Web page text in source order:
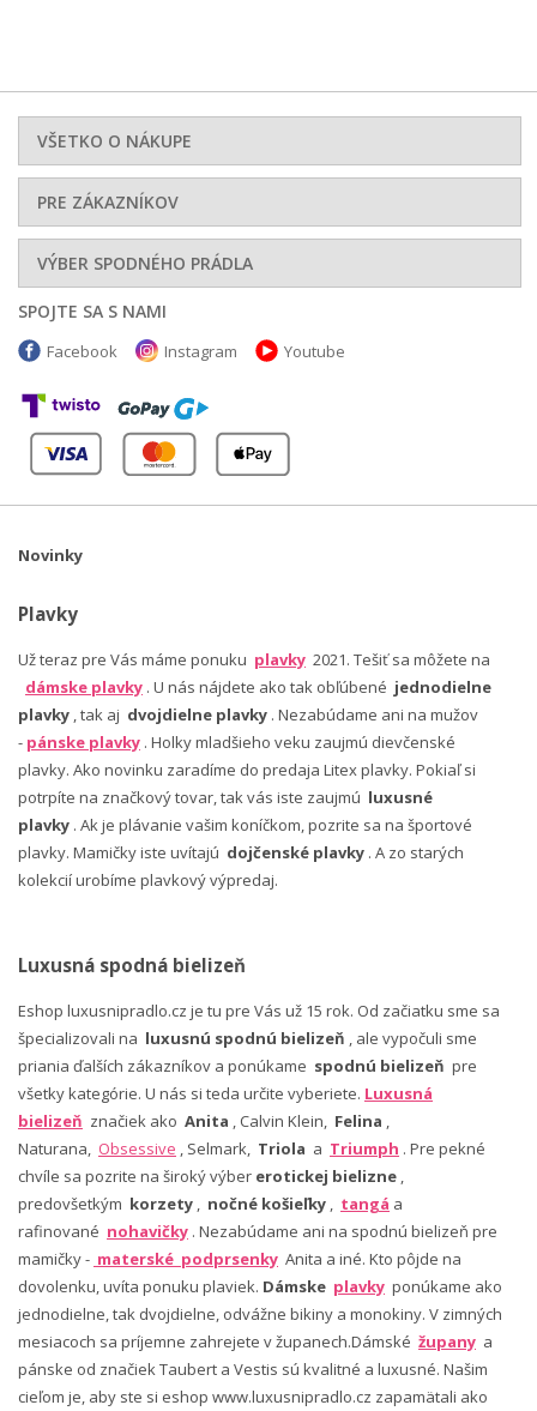
VŠETKO O NÁKUPE
PRE ZÁKAZNÍKOV
VÝBER SPODNÉHO PRÁDLA
SPOJTE SA S NAMI
Facebook Instagram Youtube
Novinky
Plavky
Už teraz pre Vás máme ponuku plavky 2021. Tešiť sa môžete na
dámske plavky . U nás nájdete ako tak obľúbené jednodielne
plavky , tak aj dvojdielne plavky . Nezabúdame ani na mužov
- pánske plavky . Holky mladšieho veku zaujmú dievčenské
plavky. Ako novinku zaradíme do predaja Litex plavky. Pokiaľ si
potrpíte na značkový tovar, tak vás iste zaujmú luxusné
plavky . Ak je plávanie vašim koníčkom, pozrite sa na športové
plavky. Mamičky iste uvítajú dojčenské plavky . A zo starých
kolekcií urobíme plavkový výpredaj.
Luxusná spodná bielizeň
Eshop luxusnipradlo.cz je tu pre Vás už 15 rok. Od začiatku sme sa
špecializovali na luxusnú spodnú bielizeň , ale vypočuli sme
priania ďalších zákazníkov a ponúkame spodnú bielizeň pre
všetky kategórie. U nás si teda určite vyberiete. Luxusná
bielizeň značiek ako Anita , Calvin Klein, Felina ,
Naturana, Obsessive , Selmark, Triola a Triumph . Pre pekné
chvíle sa pozrite na široký výber erotickej bielizne ,
predovšetkým korzety , nočné košieľky , tangá a
rafinované nohavičky . Nezabúdame ani na spodnú bielizeň pre
mamičky - materské podprsenky Anita a iné. Kto pôjde na
dovolenku, uvíta ponuku plaviek. Dámske plavky ponúkame ako
jednodielne, tak dvojdielne, odvážne bikiny a monokiny. V zimných
mesiacoch sa príjemne zahrejete v županech.Dámské župany a
pánske od značiek Taubert a Vestis sú kvalitné a luxusné. Našim
cieľom je, aby ste si eshop www.luxusnipradlo.cz zapamätali ako